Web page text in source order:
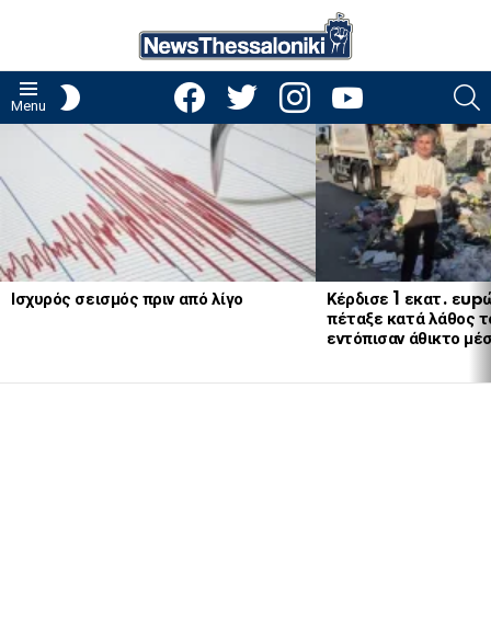
Menu
facebooktwitter instagramyoutube
LATEST
STORIES
Ισχυρός σεισμός πριν από λίγο
Κέρδισε 1 εκατ.
πέταξε κατά λάθος
εντόπισαν άθικτο